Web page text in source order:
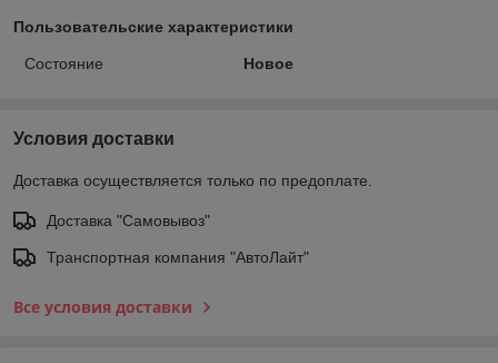
Пользовательские характеристики
Состояние Новое
Условия доставки
Доставка осуществляется только по предоплате.
Доставка "Самовывоз"
Транспортная компания "АвтоЛайт"
Все условия доставки